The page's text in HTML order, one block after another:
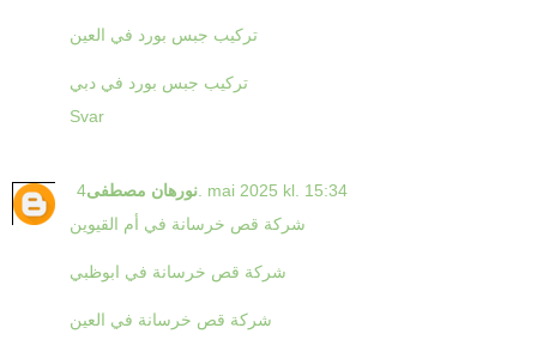
تركيب جبس بورد في العين
تركيب جبس بورد في دبي
Svar
نورهان مصطفى 4. mai 2025 kl. 15:34
شركة قص خرسانة في أم القيوين
شركة قص خرسانة في ابوظبي
شركة قص خرسانة في العين